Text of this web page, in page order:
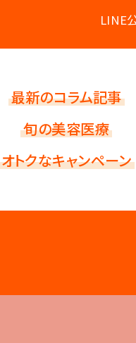
LINE
最新のコラム記事
旬の美容医療
オトクなキャンペーン